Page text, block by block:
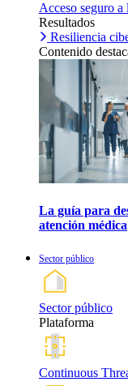
Acceso seguro a
Resultados
Resiliencia
Contenido
La guía para
atención médica
Sector público
Sector público
Plataforma
Continuous